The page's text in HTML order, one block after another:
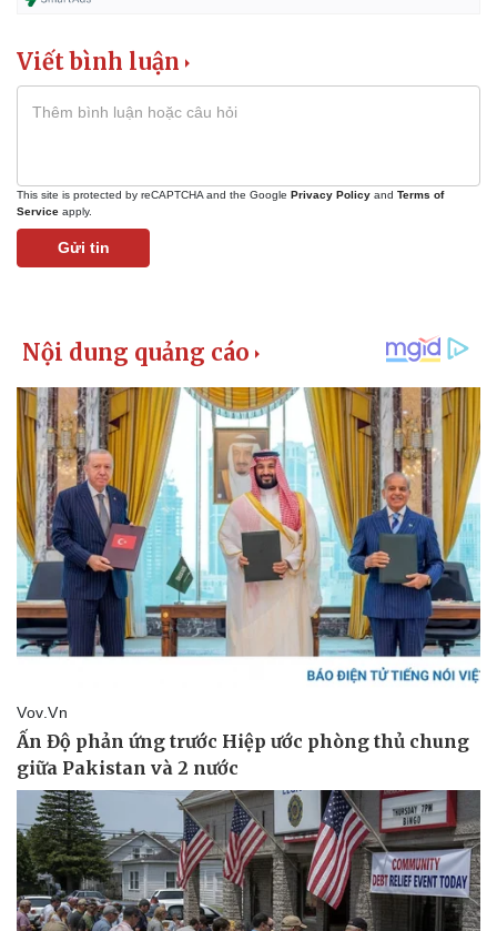
Bất động sản
Khởi nghiệp
Tiêu dùng
Viết bình luận
This site is protected by reCAPTCHA and the Google Privacy Policy and Terms of
Service apply.
Gửi tin